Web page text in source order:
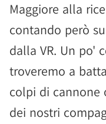
Maggiore alla
contando però
dalla VR. Un po'
troveremo a
colpi di cannone
dei nostri